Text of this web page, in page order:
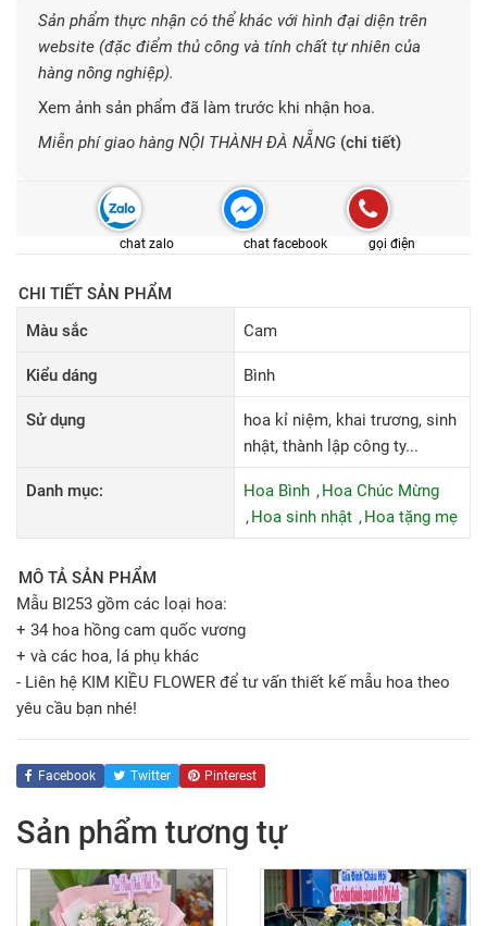
Sản phẩm thực nhận có thể khác với hình đại diện trên
website (đặc điểm thủ công và tính chất tự nhiên của
hàng nông nghiệp).
Xem ảnh sản phẩm đã làm trước khi nhận hoa.
Miễn phí giao hàng NỘI THÀNH ĐÀ NẴNG (chi tiết)
chat zalo chat facebook gọi điện
CHI TIẾT SẢN PHẨM
Màu sắc
Cam
Kiểu dáng Bình
Sử dụng
hoa kỉ niệm, khai trương, sinh
nhật, thành lập công ty...
Danh mục: Hoa Bình
Hoa Chúc Mừng
Hoa sinh nhật
Hoa tặng mẹ
MÔ TẢ SẢN PHẨM
Mẫu BI253 gồm các loại hoa:
+ 34 hoa hồng cam quốc vương
+ và các hoa, lá phụ khác
- Liên hệ KIM KIỀU FLOWER để tư vấn thiết kế mẫu hoa theo
yêu cầu bạn nhé!
Facebook Twitter Pinterest
Sản phẩm tương tự